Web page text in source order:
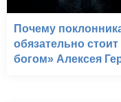
Почему
обязательно
богом» Алексея